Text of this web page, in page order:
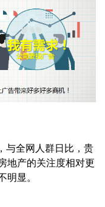
与全网人群日比，贵
地产的关注度相对更
明显。